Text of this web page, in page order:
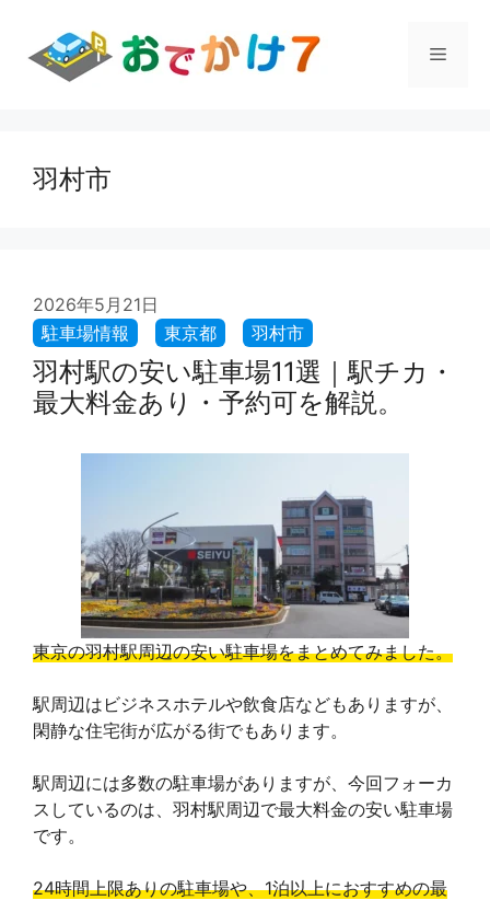
メ
羽村市
2026年5月21日
羽村駅の安い駐車場11選｜駅チカ・
最大料金あり・予約可を解説。
東京の羽村駅周辺の安い駐車場をまとめてみました。
駅周辺はビジネスホテルや飲食店などもありますが、
閑静な住宅街が広がる街でもあります。
駅周辺には多数の駐車場がありますが、今回フォーカ
スしているのは、羽村駅周辺で最大料金の安い駐車場
です。
24時間上限ありの駐車場や、1泊以上におすすめの最